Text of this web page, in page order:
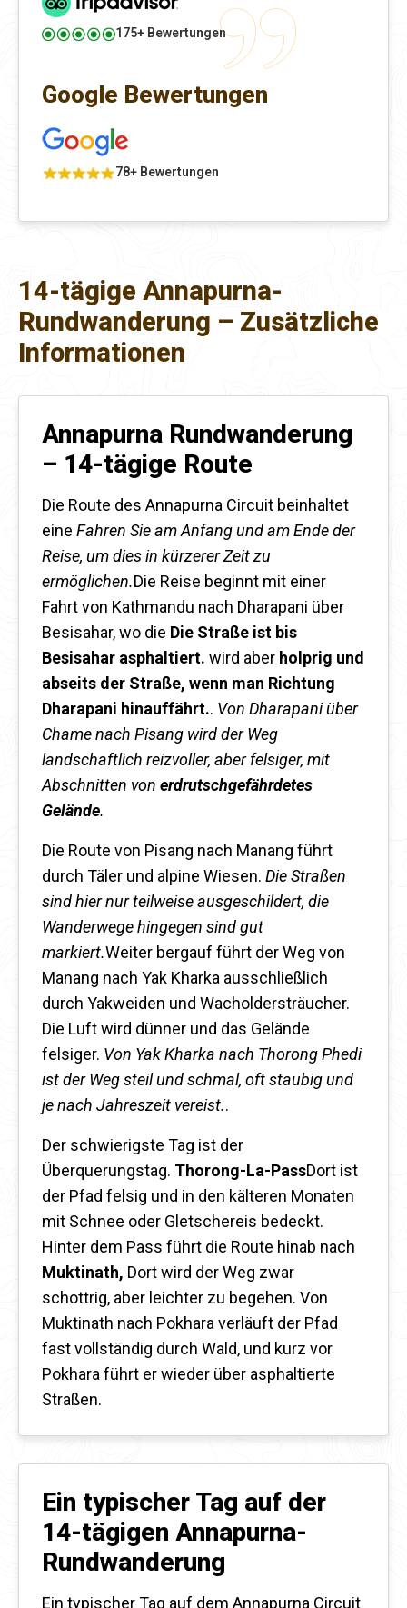
175+ Bewertungen
Google Bewertungen
78+ Bewertungen
14-tägige Annapurna-
Rundwanderung – Zusätzliche
Informationen
Annapurna Rundwanderung
– 14-tägige Route
Die Route des Annapurna Circuit beinhaltet
eine Fahren Sie am Anfang und am Ende der
Reise, um dies in kürzerer Zeit zu
ermöglichen.Die Reise beginnt mit einer
Fahrt von Kathmandu nach Dharapani über
Besisahar, wo die Die Straße ist bis
Besisahar asphaltiert. wird aber holprig und
abseits der Straße, wenn man Richtung
Dharapani hinauffährt.. Von Dharapani über
Chame nach Pisang wird der Weg
landschaftlich reizvoller, aber felsiger, mit
Abschnitten von erdrutschgefährdetes
Gelände.
Die Route von Pisang nach Manang führt
durch Täler und alpine Wiesen. Die Straßen
sind hier nur teilweise ausgeschildert, die
Wanderwege hingegen sind gut
markiert.Weiter bergauf führt der Weg von
Manang nach Yak Kharka ausschließlich
durch Yakweiden und Wacholdersträucher.
Die Luft wird dünner und das Gelände
felsiger. Von Yak Kharka nach Thorong Phedi
ist der Weg steil und schmal, oft staubig und
je nach Jahreszeit vereist..
Der schwierigste Tag ist der
Überquerungstag. Thorong-La-PassDort ist
der Pfad felsig und in den kälteren Monaten
mit Schnee oder Gletschereis bedeckt.
Hinter dem Pass führt die Route hinab nach
Muktinath, Dort wird der Weg zwar
schottrig, aber leichter zu begehen. Von
Muktinath nach Pokhara verläuft der Pfad
fast vollständig durch Wald, und kurz vor
Pokhara führt er wieder über asphaltierte
Straßen.
Ein typischer Tag auf der
14-tägigen Annapurna-
Rundwanderung
Ein typischer Tag auf dem Annapurna Circuit